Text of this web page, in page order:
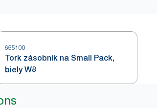
655100
Tork zásobník na Small Pack,
biely W8